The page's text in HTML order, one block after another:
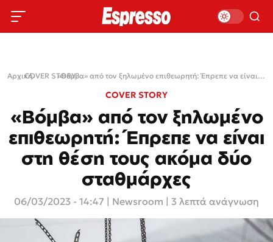
Αρχική›
COVER STORY› «Βόμβα» από τον ξηλωμένο επιθεωρητή: Έπρεπε να είναι στη θέση τους ακόμα δύο σταθμάρχες
COVER STORY
«Βόμβα» από τον ξηλωμένο
επιθεωρητή: Έπρεπε να είναι
στη θέση τους ακόμα δύο
σταθμάρχες
06/03/2023 - 14:47 Newsroom | 3 λεπτά ανάγνωση